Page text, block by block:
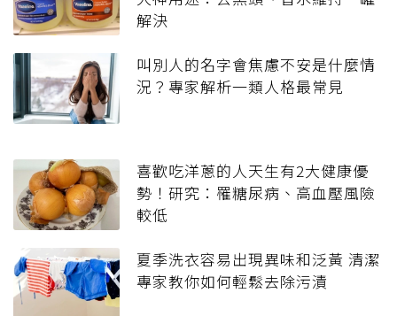
解決
叫別人的名字會焦慮不安是什麼情
況？專家解析一類人格最常見
喜歡吃洋蔥的人天生有2大健康優
勢！研究：罹糖尿病、高血壓風險
較低
夏季洗衣容易出現異味和泛黃 清潔
專家教你如何輕鬆去除污漬